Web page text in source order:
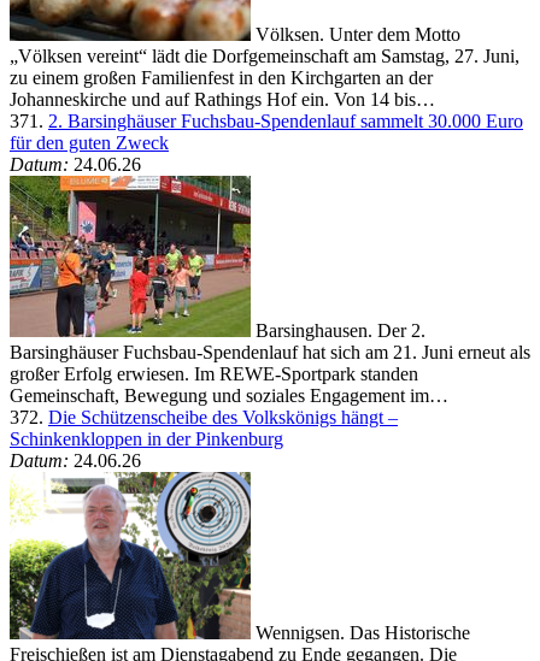
Völksen. Unter dem Motto
„Völksen vereint“ lädt die Dorfgemeinschaft am Samstag, 27. Juni,
zu einem großen Familienfest in den Kirchgarten an der
Johanneskirche und auf Rathings Hof ein. Von 14 bis…
371. 2. Barsinghäuser Fuchsbau-Spendenlauf sammelt 30.000 Euro
für den guten Zweck
Datum: 24.06.26
Barsinghausen. Der 2.
Barsinghäuser Fuchsbau-Spendenlauf hat sich am 21. Juni erneut als
großer Erfolg erwiesen. Im REWE-Sportpark standen
Gemeinschaft, Bewegung und soziales Engagement im…
372. Die Schützenscheibe des Volkskönigs hängt –
Schinkenkloppen in der Pinkenburg
Datum: 24.06.26
Wennigsen. Das Historische
Freischießen ist am Dienstagabend zu Ende gegangen. Die